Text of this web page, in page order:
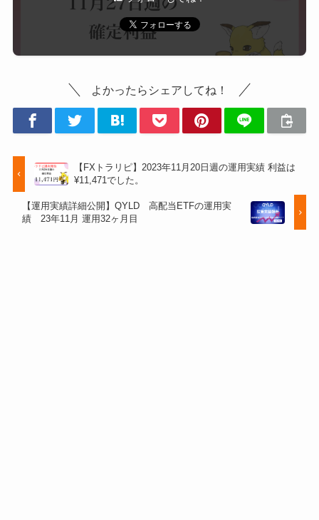
よかったらシェアしてね！
【FXトラリピ】2023年11月20日週の運用実績 利益は
¥11,471でした。
【運用実績詳細公開】QYLD 高配当ETFの運用実
績 23年11月 運用32ヶ月目